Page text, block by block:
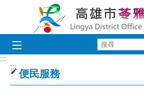
跳到主要內容區塊
:::
:::
便民服務